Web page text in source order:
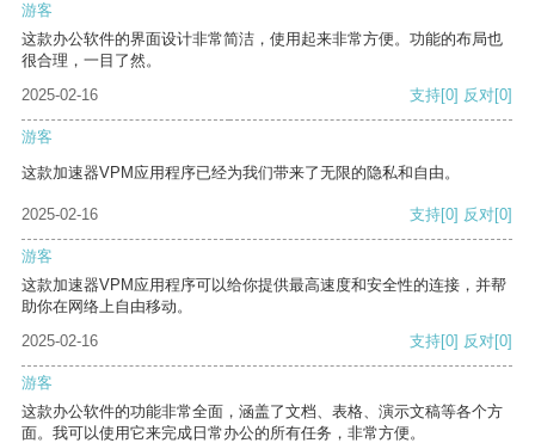
游客
这款办公软件的界面设计非常简洁，使用起来非常方便。功能的布局也
很合理，一目了然。
2025-02-16
支持[0] 反对[0]
游客
这款加速器VPM应用程序已经为我们带来了无限的隐私和自由。
2025-02-16 支持[0] 反对[0]
游客
这款加速器VPM应用程序可以给你提供最高速度和安全性的连接，并帮
助你在网络上自由移动。
2025-02-16
支持[0] 反对[0]
游客
这款办公软件的功能非常全面，涵盖了文档、表格、演示文稿等各个方
面。我可以使用它来完成日常办公的所有任务，非常方便。